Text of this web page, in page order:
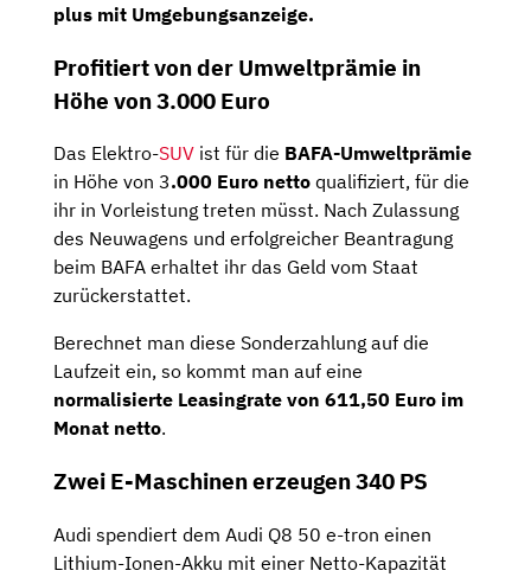
plus mit Umgebungsanzeige.
Profitiert von der Umweltprämie in
Höhe von 3.000 Euro
Das Elektro-SUV ist für die BAFA-Umweltprämie
in Höhe von 3.000 Euro netto qualifiziert, für die
ihr in Vorleistung treten müsst. Nach Zulassung
des Neuwagens und erfolgreicher Beantragung
beim BAFA erhaltet ihr das Geld vom Staat
zurückerstattet.
Berechnet man diese Sonderzahlung auf die
Laufzeit ein, so kommt man auf eine
normalisierte Leasingrate von 611,50 Euro im
Monat netto.
Zwei E-Maschinen erzeugen 340 PS
Audi spendiert dem Audi Q8 50 e-tron einen
Lithium-Ionen-Akku mit einer Netto-Kapazität